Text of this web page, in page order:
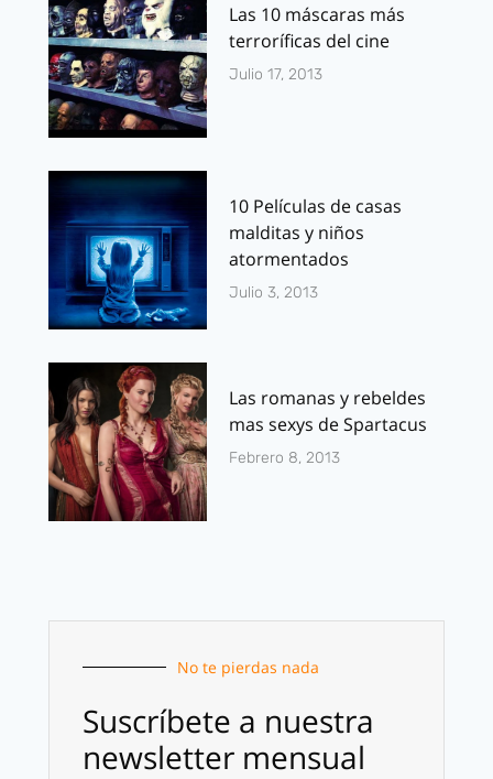
Las 10 máscaras más
terroríficas del cine
Julio 17, 2013
10 Películas de casas
malditas y niños
atormentados
Julio 3, 2013
Las romanas y rebeldes
mas sexys de Spartacus
Febrero 8, 2013
No te pierdas nada
Suscríbete a nuestra
newsletter mensual